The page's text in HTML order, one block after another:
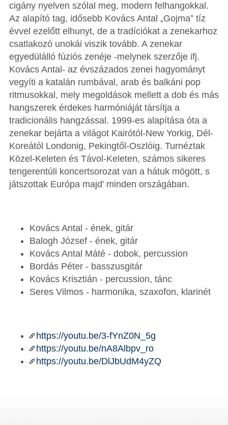
cigány nyelven szólal meg, modern felhangokkal.
Az alapító tag, idősebb Kovács Antal „Gojma” tíz
évvel ezelőtt elhunyt, de a tradíciókat a zenekarhoz
csatlakozó unokái viszik tovább. A zenekar
egyedülálló fúziós zenéje -melynek szerzője ifj.
Kovács Antal- az évszázados zenei hagyományt
vegyíti a katalán rumbával, arab és balkáni pop
ritmusokkal, mely megoldások mellett a dob és más
hangszerek érdekes harmóniáját társítja a
tradicionális hangzással. 1999-es alapítása óta a
zenekar bejárta a világot Kairótól-New Yorkig, Dél-
Koreától Londonig, Pekingtől-Oszlóig. Turnéztak
Közel-Keleten és Távol-Keleten, számos sikeres
tengerentúli koncertsorozat van a hátuk mögött, s
játszottak Európa majd’ minden országában.
Kovács Antal - ének, gitár
Balogh József - ének, gitár
Kovács Antal Máté - dobok, percussion
Bordás Péter - basszusgitár
Kovács Krisztián - percussion, tánc
Seres Vilmos - harmonika, szaxofon, klarinét
https://youtu.be/3-fYnZ0N_5g
https://youtu.be/nA8Albpv_ro
https://youtu.be/DlJbUdM4yZQ